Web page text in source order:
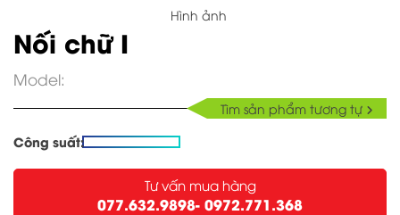
Hình ảnh
Nối chữ I
Model:
Tìm sản phẩm tương tự
Công suất:
Tư vấn mua hàng
077.632.9898- 0972.771.368
Nối chữ I